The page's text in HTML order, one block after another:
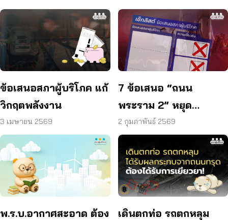
ข้อเสนอสภาผู้บริโภค แก้
วิกฤตพลังงาน
3 เมษายน 2569
7 ข้อเสนอ “ถนน
พระราม 2” หยุด
อุบัติเหตุ – เจ็บ – ตาย
2 กุมภาพันธ์ 2569
พ.ร.บ.อากาศสะอาด ต้อง
เดินตกท่อ รถตกหลุม